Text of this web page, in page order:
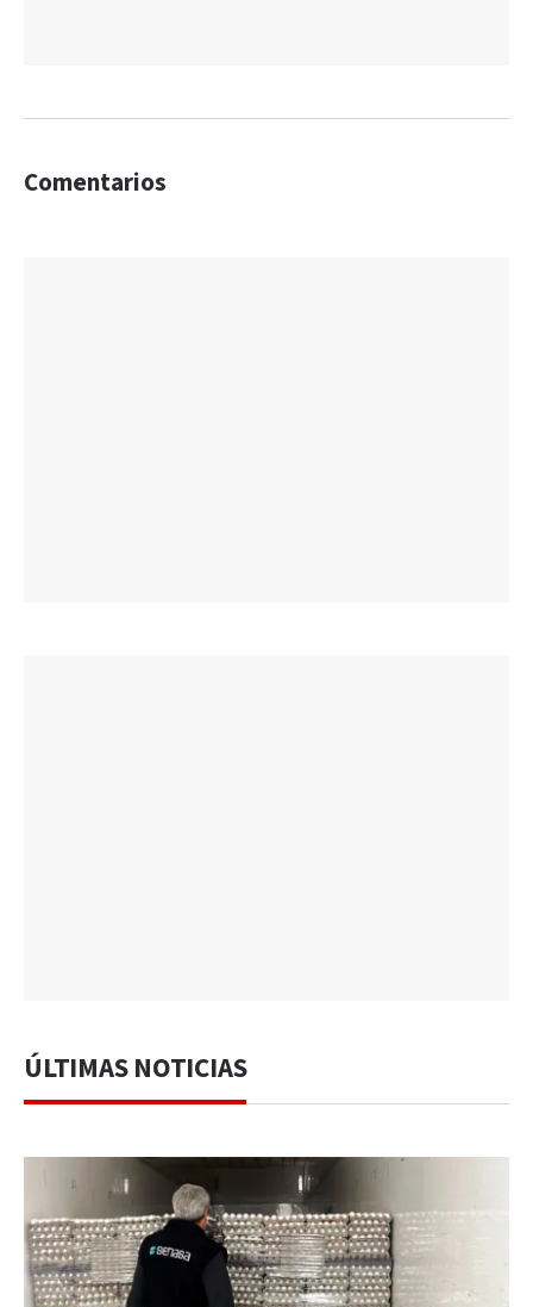
Comentarios
ÚLTIMAS NOTICIAS